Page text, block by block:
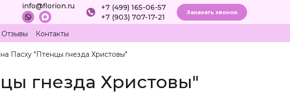
info@florion.ru
+7 (499) 165-06-57
+7 (903) 707-17-21
Заказать звонок
Отзывы Контакты
Пасху "Птенцы гнезда Христовы"
гнезда Христовы"